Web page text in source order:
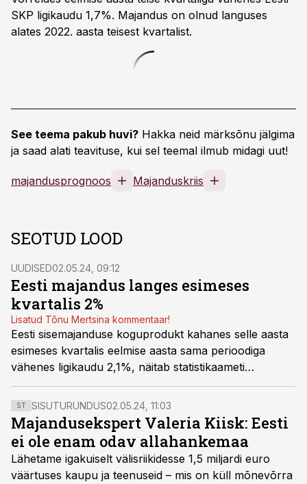
SKP ligikaudu 1,7%. Majandus on olnud languses
alates 2022. aasta teisest kvartalist.
See teema pakub huvi? Hakka neid märksõnu jälgima
ja saad alati teavituse, kui sel teemal ilmub midagi uut!
majandusprognoos Majanduskriis
SEOTUD LOOD
UUDISED02.05.24, 09:12
Eesti majandus langes esimeses
kvartalis 2%
Lisatud Tõnu Mertsina kommentaar!
Eesti sisemajanduse koguprodukt kahanes selle aasta
esimeses kvartalis eelmise aasta sama perioodiga
vähenes ligikaudu 2,1%, näitab statistikaameti
kiirhinnang.
ST SISUTURUNDUS02.05.24, 11:03
Majandusekspert Valeria Kiisk: Eesti
ei ole enam odav allahankemaa
Lähetame igakuiselt välisriikidesse 1,5 miljardi euro
väärtuses kaupu ja teenuseid – mis on küll mõnevõrra